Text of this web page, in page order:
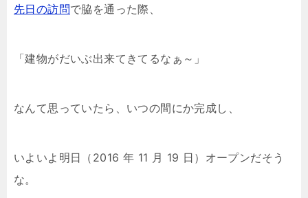
先日の訪問で脇を通った際、
「建物がだいぶ出来てきてるなぁ～」
なんて思っていたら、いつの間にか完成し、
いよいよ明日（2016 年 11 月 19 日）オープンだそう
な。